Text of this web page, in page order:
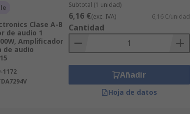
Clase A-B
de audio 1
Amplificador
de audio
1172
Subtotal (1 unidad)
6,16 €(exc. IVA) 6,16 €/unidad
Cantidad
Añadir
Hoja de datos